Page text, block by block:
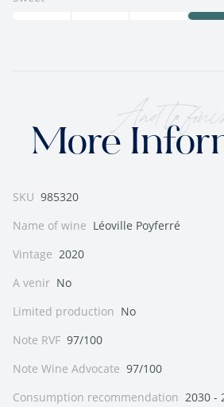
And to
More
SKU 985320
Name of wine Léoville Poyferré
Vintage 2020
A venir No
Limited production No
Note RVF 97/100
Note Wine Advocate 97/100
Consumption recommendation 2030 -